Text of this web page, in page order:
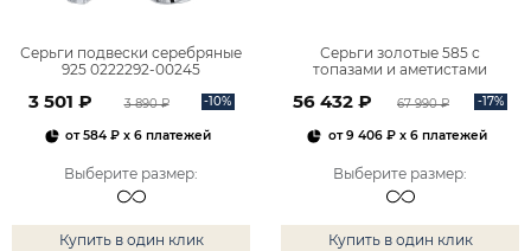
Серьги подвески серебряные
925 0222292-00245
3 501 ₽ 3 890 ₽ -10%
от584 ₽ x 6 платежей
Выберите размер:
Купить в один клик
Серьги золотые 585 с
топазами и аметистами
56 432 ₽ 67 990 ₽ -17%
от9 406 ₽x 6 платежей
Выберите размер:
Купить в один клик